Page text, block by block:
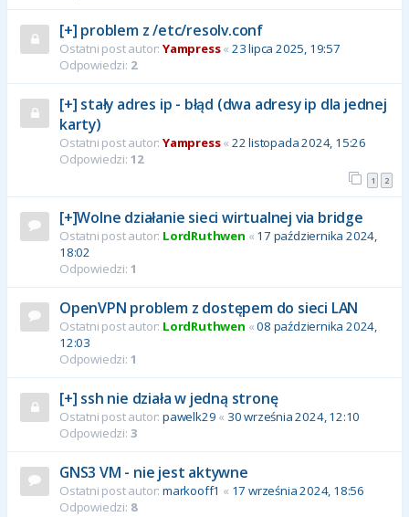
[+] problem z /etc/resolv.conf
Ostatni post autor: Yampress« 23 lipca 2025, 19:57
Odpowiedzi: 2
[+] stały adres ip - błąd (dwa adresy ip dla jednej
karty)
Ostatni post autor: Yampress« 22 listopada 2024, 15:26
Odpowiedzi: 12
1 2
[+]Wolne działanie sieci wirtualnej via bridge
Ostatni post autor: LordRuthwen « 17 października 2024,
18:02
Odpowiedzi: 1
OpenVPN problem z dostępem do sieci LAN
Ostatni post autor: LordRuthwen «08 października 2024,
12:03
Odpowiedzi: 1
[+] ssh nie działa w jedną stronę
Ostatni post autor: pawelk29 « 30 września 2024, 12:10
Odpowiedzi: 3
GNS3 VM - nie jest aktywne
Ostatni post autor: markooff1 « 17 września 2024, 18:56
Odpowiedzi: 8